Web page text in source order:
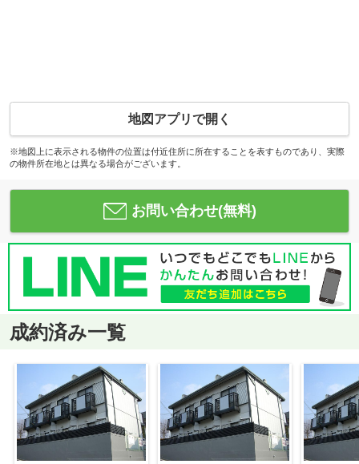
地図アプリで開く
※地図上に表示される物件の位置は付近住所に所在することを表すものであり、実際
の物件所在地とは異なる場合がございます。
お問い合わせ(無料)
成約済み一覧